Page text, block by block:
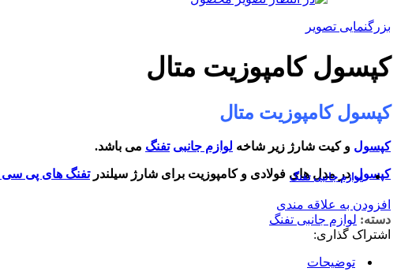
دی‌استیت - DayState
لوازم جانبی تفنگ
ساچمه تفنگ بادی
پایه دوربین تفنگ
بزرگنمایی تصویر
کپسول کامپوزیت متال
کپسول کامپوزیت متال
کپسول و کیت شارژ زیر شاخه لوازم جانبی تفنگ می باشد.
کپسولدر مدل های فولادی و کامپوزیت برای شارژ سیلندرتفنگ های پی سی
افزودن به علاقه مندی
دسته: لوازم جانبی تفنگ
اشتراک گذاری:
توضیحات